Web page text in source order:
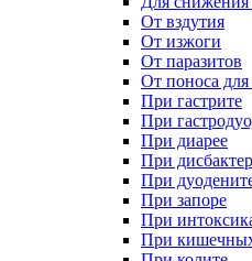
От вздутия
От изжоги
От паразитов
От поноса для
При гастрите
При
При диарее
При
При
При запоре
При
При кишечных